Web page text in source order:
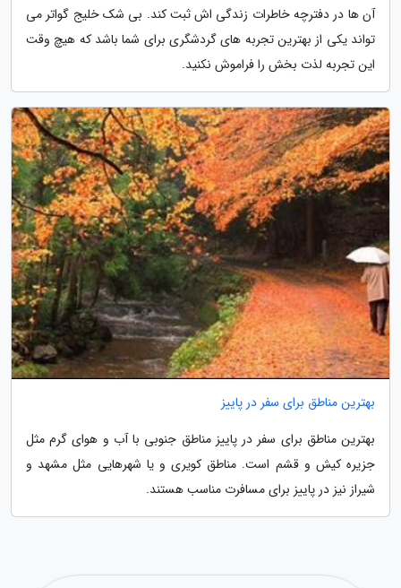
آن ها در دفترچه خاطرات زندگی اش ثبت کند. بی شک خلیج گواتر می
تواند یکی از بهترین تجربه های گردشگری برای شما باشد که هیچ وقت
این تجربه لذت بخش را فراموش نکنید.
بهترین مناطق برای سفر در پاییز
بهترین مناطق برای سفر در پاییز مناطق جنوبی با آب و هوای گرم مثل
جزیره کیش و قشم است. مناطق کویری و یا شهرهایی مثل مشهد و
شیراز نیز در پاییز برای مسافرت مناسب هستند.